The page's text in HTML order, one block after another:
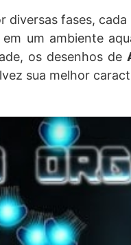
diversas fases,
um ambiente
os desenhos de
sua melhor